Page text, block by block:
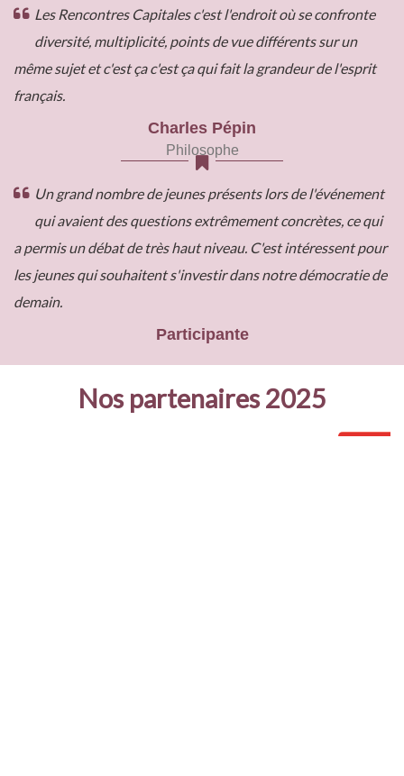
Les Rencontres Capitales c'est l'endroit où se confronte
diversité, multiplicité, points de vue différents sur un
même sujet et c'est ça c'est ça qui fait la grandeur de l'esprit
français.
Charles Pépin
Philosophe
Un grand nombre de jeunes présents lors de l'événement
qui avaient des questions extrêmement concrètes, ce qui
a permis un débat de très haut niveau. C'est intéressent pour
les jeunes qui souhaitent s'investir dans notre démocratie de
demain.
Participante
Nos partenaires 2025